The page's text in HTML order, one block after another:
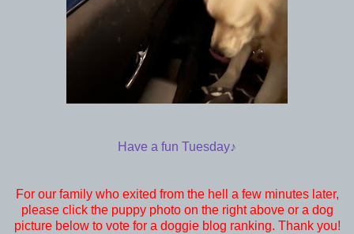
Have a fun Tuesday♪
For our family who exited from the hell a few minutes later,
please click the puppy photo on the right above or a dog
picture below to vote for a doggie blog ranking. Thank you!